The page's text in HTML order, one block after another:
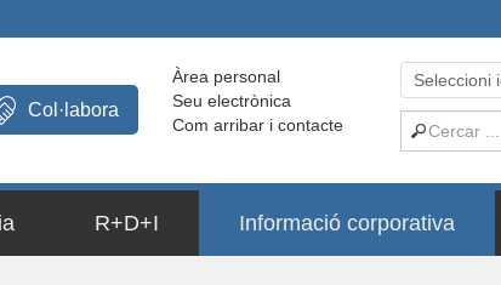
Àrea personal
Seu electrònica
Com arribar i contacte
Col·labora
R+D+I Informació corporativa